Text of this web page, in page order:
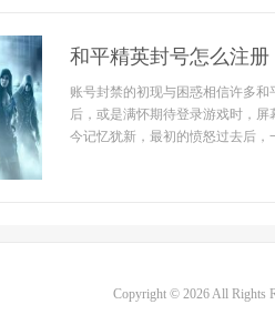
和平精英封号怎么注
账号封禁的初现与困惑相信许多
后，或是满怀期待登录游戏时，
今记忆犹新，最初的愤怒过去后
Copyright © 2026 All Rights